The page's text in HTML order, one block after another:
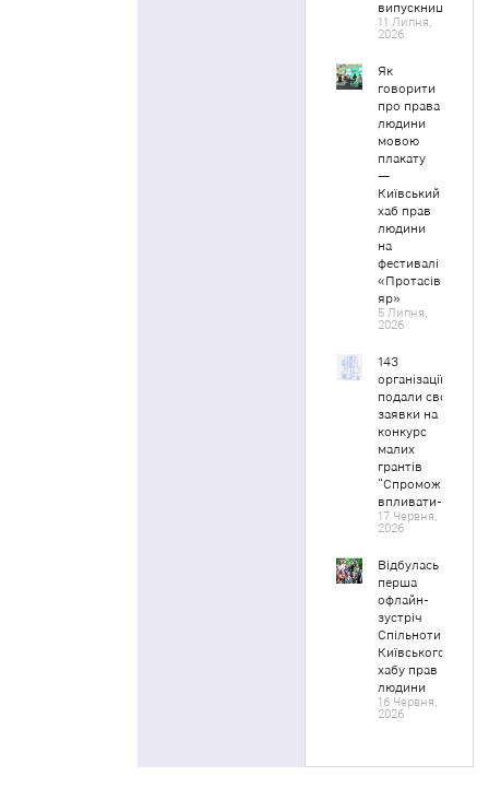
випускниць
11 Липня,
2026
Як
говорити
про права
людини
мовою
плакату
—
Київський
хаб прав
людини
на
фестивалі
«Протасів
яр»
5 Липня,
2026
143
організації
подали свої
заявки на
конкурс
малих
грантів
“Спроможні
впливати-2”
17 Червня,
2026
Відбулась
перша
офлайн-
зустріч
Спільноти
Київського
хабу прав
людини
16 Червня,
2026